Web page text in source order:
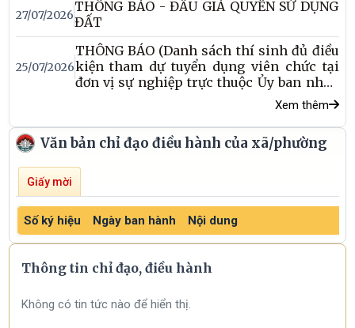
chưa hoàn thành thủ tục chấm dứt hiệu
lực mã số thuế trên địa bàn xã Hương Sơn)
27/07/2026
THÔNG BÁO - ĐẤU GIÁ QUYỀN SỬ DỤNG
ĐẤT
25/07/2026
THÔNG BÁO (Danh sách thí sinh đủ điều
kiện tham dự tuyển dụng viên chức tại
đơn vị sự nghiệp trực thuộc Ủy ban nhân
Xem thêm
Văn bản chỉ đạo điều hành của xã/phường
Giấy mời
Số ký hiệu Ngày ban hành Nội dung
Thông tin chỉ đạo, điều hành
Không có tin tức nào để hiển thị.